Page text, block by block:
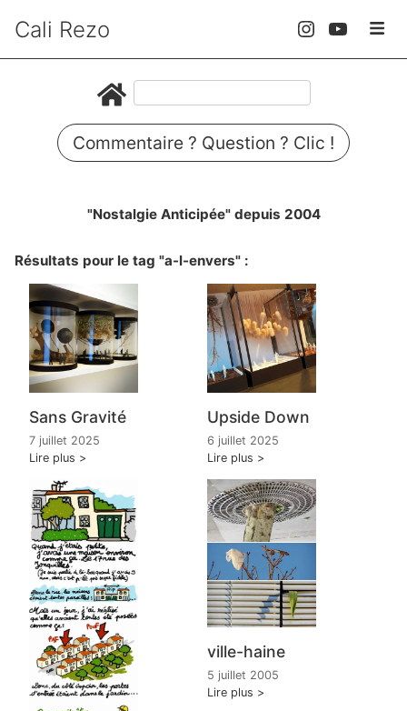
Cali Rezo
Commentaire ? Question ? Clic !
"Nostalgie Anticipée" depuis 2004
Résultats pour le tag "a-l-envers" :
Sans Gravité
7 juillet 2025
Lire plus
Upside Down
6 juillet 2025
Lire plus
ville-haine
5 juillet 2005
Lire plus